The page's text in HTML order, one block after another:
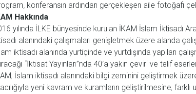
konferansın ardından gerçekleşen aile fotoğafı
Hakkında
yılında İLKE bünyesinde kurulan İKAM İslam İktisadı
alanındaki çalışmaları genişletmek üzere alanda
iktisadı alanında yurtiçinde ve yurtdışında yapılan
“İktisat Yayınları”nda 40’a yakın çeviri ve telif
İslam iktisadı alanındaki bilgi zeminini geliştirmek
yeni kavram ve kuramların geliştirilmesine,